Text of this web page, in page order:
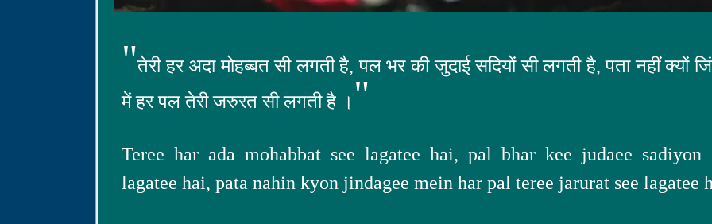
"तेरी हर अदा मोहब्बत सी लगती है, पल भर की जुदाई सदियों सी लगती है, पता नहीं क्यों
में हर पल तेरी जरुरत सी लगती है । "
Teree har ada mohabbat see lagatee hai, pal bhar kee judaee sadiyon
lagatee hai, pata nahin kyon jindagee mein har pal teree jarurat see lagatee